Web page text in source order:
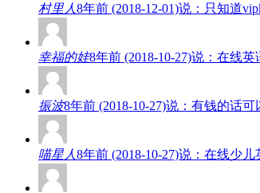
村里人8年前 (2018-12-01)说：只知道
幸福的娃8年前 (2018-10-27)说：在线
振波8年前 (2018-10-27)说：有钱的话
喵星人8年前 (2018-10-27)说：在线少